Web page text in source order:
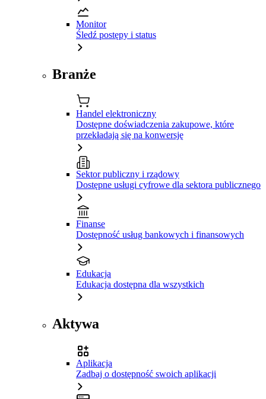
Monitor
Śledź postępy i status
Branże
Handel elektroniczny
Dostępne doświadczenia zakupowe, które
przekładają się na konwersję
Sektor publiczny i rządowy
Dostępne usługi cyfrowe dla sektora publicznego
Finanse
Dostępność usług bankowych i finansowych
Edukacja
Edukacja dostępna dla wszystkich
Aktywa
Aplikacja
Zadbaj o dostępność swoich aplikacji